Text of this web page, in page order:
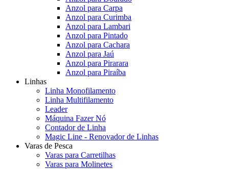
Anzol para Carpa
Anzol para Curimba
Anzol para Lambari
Anzol para Pintado
Anzol para Cachara
Anzol para Jaú
Anzol para Pirarara
Anzol para Piraíba
Linhas
Linha Monofilamento
Linha Multifilamento
Leader
Máquina Fazer Nó
Contador de Linha
Magic Line - Renovador de Linhas
Varas de Pesca
Varas para Carretilhas
Varas para Molinetes